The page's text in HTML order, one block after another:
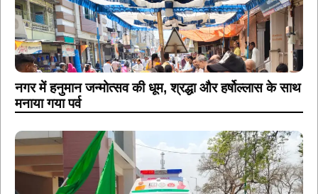
नगर में हनुमान जन्मोत्सव की धूम, श्रद्धा और हर्षोल्लास के साथ
मनाया गया पर्व